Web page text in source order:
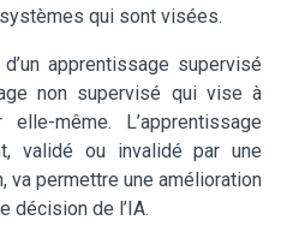
qui sont visées.
apprentissage supervisé
non supervisé qui vise à
même. L’apprentissage
validé ou invalidé par une
va permettre une amélioration
décision de l’IA.